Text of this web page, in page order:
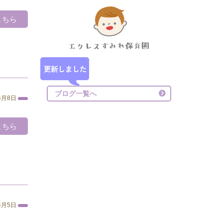
ら
8日
ら
5日
ブログ一覧へ